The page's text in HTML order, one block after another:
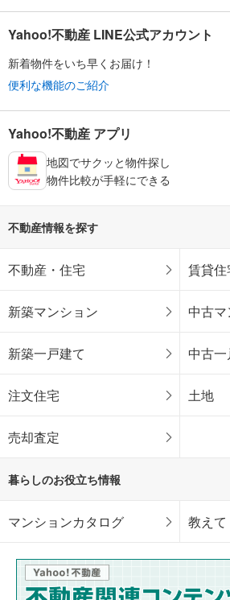
Yahoo!不動産 LINE公式アカウント
新着物件をいち早くお届け！
便利な機能のご紹介
Yahoo!不動産 アプリ
地図でサクッと物件探し
物件比較が手軽にできる
不動産情報を探す
不動産・住宅 賃貸住
新築マンション 中古
新築一戸建て 中古
注文住宅 土地
売却査定
暮らしのお役立ち情報
マンションカタログ 教え